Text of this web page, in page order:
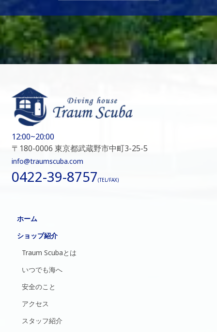
12:00~20:00
〒180-0006 東京都武蔵野市中町3-25-5
info@traumscuba.com
0422-39-8757(TEL/FAX)
ホーム
ショップ紹介
Traum Scubaとは
いつでも海へ
安全のこと
アクセス
スタッフ紹介